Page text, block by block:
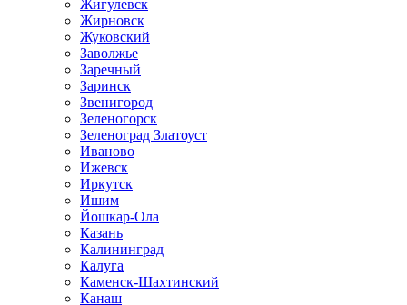
Жигулевск
Жирновск
Жуковский
Заволжье
Заречный
Заринск
Звенигород
Зеленогорск
Зеленоград Златоуст
Иваново
Ижевск
Иркутск
Ишим
Йошкар-Ола
Казань
Калининград
Калуга
Каменск-Шахтинский
Канаш